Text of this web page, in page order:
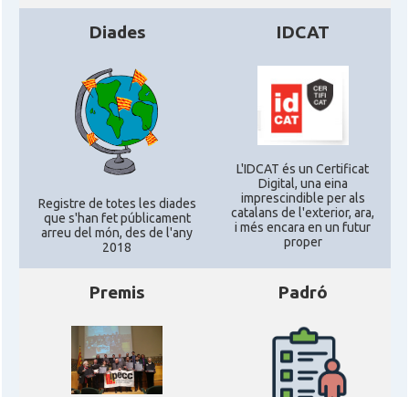
Diades
Registre de totes les diades
que s'han fet públicament
arreu del món, des de l'any
2018
IDCAT
L'IDCAT és un Certificat
Digital, una eina
imprescindible per als
catalans de l'exterior, ara,
i més encara en un futur
proper
Premis Padró